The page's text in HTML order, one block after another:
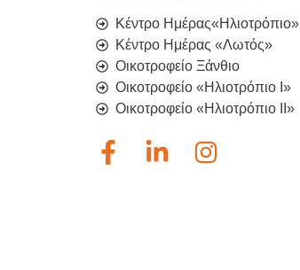
Κέντρο Ημέρας«Ηλιοτρόπιο»
Κέντρο Ημέρας «Λωτός»
Οικοτροφείο Ξάνθιο
Οικοτροφείο «Ηλιοτρόπιο Ι»
Οικοτροφείο «Ηλιοτρόπιο IΙ»